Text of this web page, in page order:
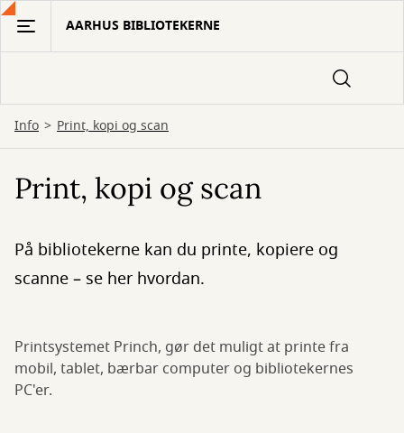
Gå
hovedindhold
AARHUS BIBLIOTEKERNE
Info Print, kopi og scan
Print, kopi og scan
På bibliotekerne kan du printe, kopiere og
scanne – se her hvordan.
Printsystemet Princh, gør det muligt at printe fra
mobil, tablet, bærbar computer og bibliotekernes
PC'er.